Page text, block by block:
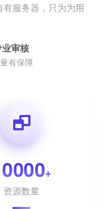
服务器，只为为用
审核
有保障
+
资源数量